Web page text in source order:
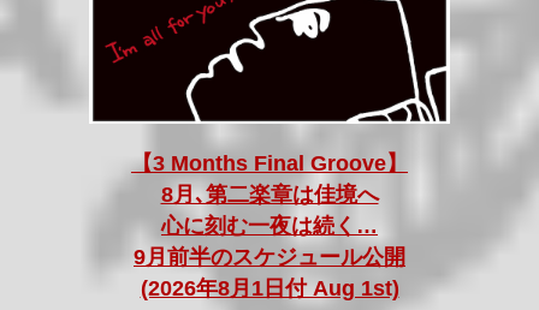
【3 Months Final Groove】
8月､第二楽章は佳境へ
心に刻む一夜は続く…
9月前半のスケジュール公開
(2026年8月1日付 Aug 1st)